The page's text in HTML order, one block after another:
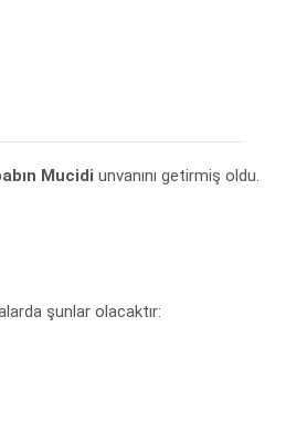
Mucidi unvanını getirmiş oldu.
şunlar olacaktır: